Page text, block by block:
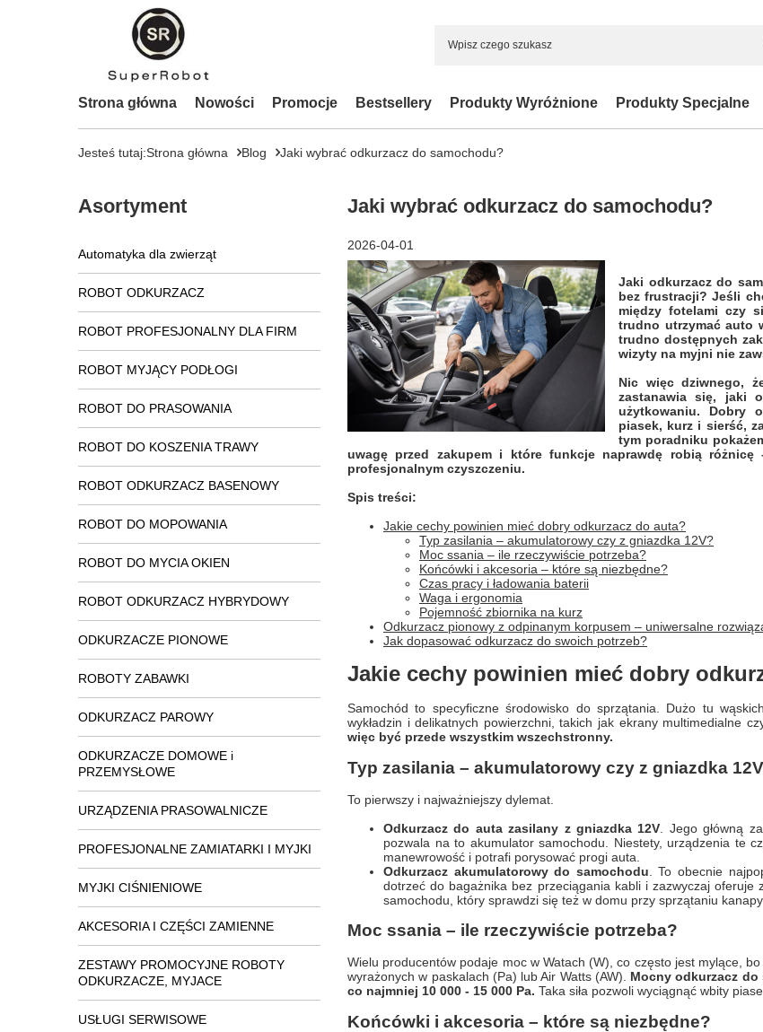
Strona główna Nowości Promocje Bestsellery Produkty Wyróżnione Produkty Specjalne
Jesteś tutaj:Strona główna Blog Jaki wybrać odkurzacz do samochodu?
Asortyment
Automatyka dla zwierząt
ROBOT ODKURZACZ
ROBOT PROFESJONALNY DLA FIRM
ROBOT MYJĄCY PODŁOGI
ROBOT DO PRASOWANIA
ROBOT DO KOSZENIA TRAWY
ROBOT ODKURZACZ BASENOWY
ROBOT DO MOPOWANIA
ROBOT DO MYCIA OKIEN
ROBOT ODKURZACZ HYBRYDOWY
ODKURZACZE PIONOWE
ROBOTY ZABAWKI
ODKURZACZ PAROWY
ODKURZACZE DOMOWE i
PRZEMYSŁOWE
URZĄDZENIA PRASOWALNICZE
PROFESJONALNE ZAMIATARKI I MYJKI
MYJKI CIŚNIENIOWE
AKCESORIA I CZĘŚCI ZAMIENNE
ZESTAWY PROMOCYJNE ROBOTY
ODKURZACZE, MYJACE
USŁUGI SERWISOWE
Jaki wybrać odkurzacz do samochodu?
2026-04-01
Jaki odkurzacz do
bez frustracji? Jeśli
między fotelami czy
trudno utrzymać auto
trudno dostępnych
wizyty na myjni nie
Nic więc dziwnego,
zastanawia się, jaki
użytkowaniu. Dobry
piasek, kurz i sierść,
tym poradniku
uwagę przed zakupem i które funkcje naprawdę robią
profesjonalnym czyszczeniu.
Spis treści:
Jakie cechy powinien mieć dobry odkurzacz do auta?
Typ zasilania – akumulatorowy czy z gniazdka 12V?
Moc ssania – ile rzeczywiście potrzeba?
Końcówki i akcesoria – które są niezbędne?
Czas pracy i ładowania baterii
Waga i ergonomia
Pojemność zbiornika na kurz
Odkurzacz pionowy z odpinanym korpusem – uniwersalne
Jak dopasować odkurzacz do swoich potrzeb?
Jakie cechy powinien mieć dobry
Samochód to specyficzne środowisko do sprzątania. Dużo tu
wykładzin i delikatnych powierzchni, takich jak ekrany multimedialne
więc być przede wszystkim wszechstronny.
Typ zasilania – akumulatorowy czy z gniazdka
To pierwszy i najważniejszy dylemat.
Odkurzacz do auta zasilany z gniazdka 12V . Jego główną
pozwala na to akumulator samochodu. Niestety, urządzenia te
manewrowość i potrafi porysować progi auta.
Odkurzacz akumulatorowy do samochodu . To obecnie
dotrzeć do bagażnika bez przeciągania kabli i zazwyczaj
samochodu, który sprawdzi się też w domu przy sprzątaniu
Moc ssania – ile rzeczywiście potrzeba?
Wielu producentów podaje moc w Watach (W), co często jest mylące,
wyrażonych w paskalach (Pa) lub Air Watts (AW). Mocny odkurzacz
co najmniej 10 000 - 15 000 Pa. Taka siła pozwoli wyciągnąć wbity
Końcówki i akcesoria – które są niezbędne?